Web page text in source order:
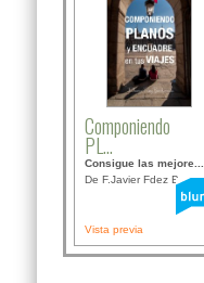
Componiendo
PL...
Consigue las mejore...
De F.Javier Fdez Bor...
Vista previa